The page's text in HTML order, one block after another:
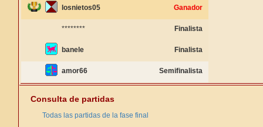
losnietos05 Ganador
******** Finalista
banele Finalista
amor66 Semifinalista
Consulta de partidas
Todas las partidas de la fase final